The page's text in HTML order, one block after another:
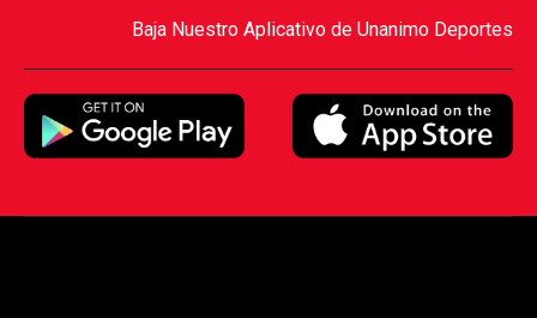
Baja Nuestro Aplicativo de Unanimo Deportes